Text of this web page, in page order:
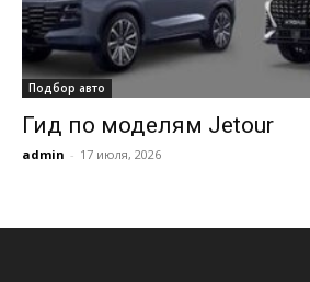
Подбор авто
Гид по моделям Jetour
admin - 17 июля, 2026